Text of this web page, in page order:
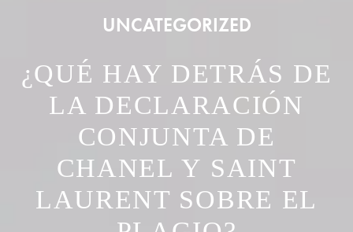
UNCATEGORIZED
¿QUÉ HAY DETRÁS DE
LA DECLARACIÓN
CONJUNTA DE
CHANEL Y SAINT
LAURENT SOBRE EL